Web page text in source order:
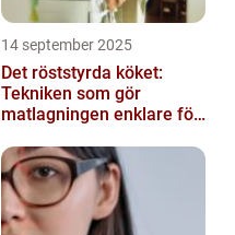
14 september 2025
Det röststyrda köket:
Tekniken som gör
matlagningen enklare för